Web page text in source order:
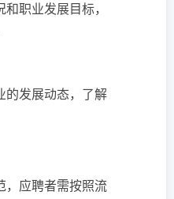
职业发展目标，
的发展动态，了解
，应聘者需按照流